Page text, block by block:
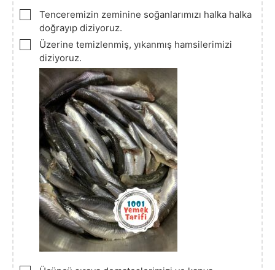
▢
Tenceremizin zeminine soğanlarımızı halka halka
doğrayıp diziyoruz.
▢
Üzerine temizlenmiş, yıkanmış hamsilerimizi
diziyoruz.